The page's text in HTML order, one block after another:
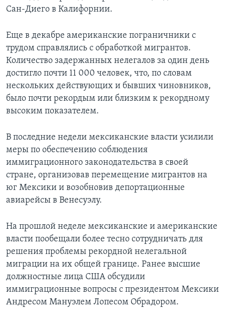
Сан-Диего в Калифорнии.
Еще в декабре американские пограничники с
трудом справлялись с обработкой мигрантов.
Количество задержанных нелегалов за один день
достигло почти 11 000 человек, что, по словам
нескольких действующих и бывших чиновников,
было почти рекордым или близким к рекордному
высоким показателем.
В последние недели мексиканские власти усилили
меры по обеспечению соблюдения
иммиграционного законодательства в своей
стране, организовав перемещение мигрантов на
юг Мексики и возобновив депортационные
авиарейсы в Венесуэлу.
На прошлой неделе мексиканские и американские
власти пообещали более тесно сотрудничать для
решения проблемы рекордной нелегальной
миграции на их общей границе. Ранее высшие
должностные лица США обсудили
иммиграционные вопросы с президентом Мексики
Андресом Мануэлем Лопесом Обрадором.